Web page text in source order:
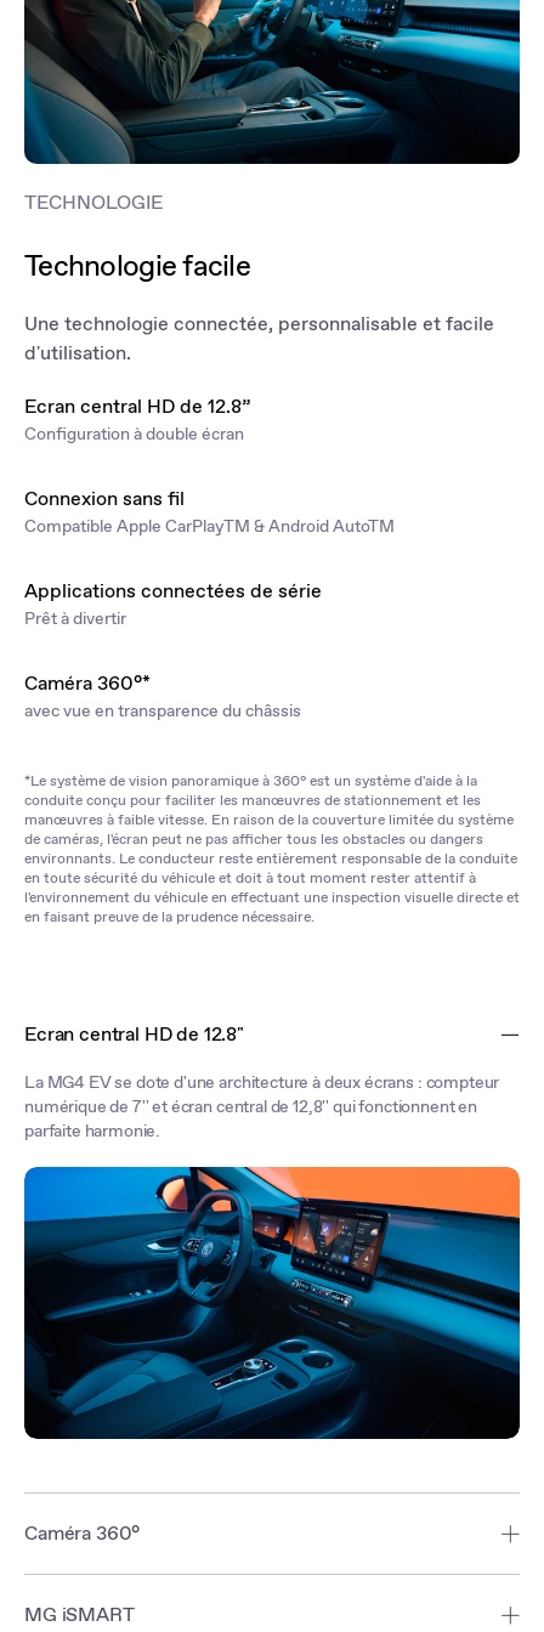
TECHNOLOGIE
Technologie facile
Une technologie connectée, personnalisable et facile
d'utilisation.
Ecran central HD de 12.8”
Configuration à double écran
Connexion sans fil
Compatible Apple CarPlayTM & Android AutoTM
Applications connectées de série
Prêt à divertir
Caméra 360°*
avec vue en transparence du châssis
*Le système de vision panoramique à 360° est un système d'aide à la
conduite conçu pour faciliter les manœuvres de stationnement et les
manœuvres à faible vitesse. En raison de la couverture limitée du système
de caméras, l'écran peut ne pas afficher tous les obstacles ou dangers
environnants. Le conducteur reste entièrement responsable de la conduite
en toute sécurité du véhicule et doit à tout moment rester attentif à
l'environnement du véhicule en effectuant une inspection visuelle directe et
en faisant preuve de la prudence nécessaire.
Ecran central HD de 12.8"
La MG4 EV se dote d'une architecture à deux écrans : compteur
numérique de 7'' et écran central de 12,8'' qui fonctionnent en
parfaite harmonie.
Caméra 360°
Éliminez les angles morts grâce à la caméra de stationnement à
vision panoramique HD 360° avec châssis transparent. Quatre
MG iSMART